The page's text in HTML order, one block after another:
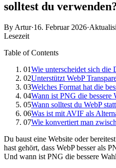
solltest du
By Artur·16. Februar 2026·
Lesezeit
Table of Contents
01Wie unterscheidet sich die
02Unterstützt WebP
03Welches Format hat die
04Wann ist PNG die bessere
05Wann solltest du WebP
06Was ist mit AVIF als
07Wie konvertiert man
Du baust eine Website oder
hast gehört, dass WebP besser als
Und wann ist PNG die bessere